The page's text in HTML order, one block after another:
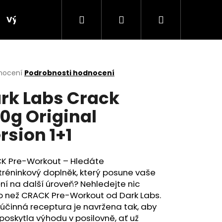
Výprodej Bonusový program
Hledat PřihlášeníNákupní
Podrobnosti hodnocení
Labs Crack
Original
1+1
Pre-Workout – Hledáte
doplněk, který posune vaše
na další úroveň? Nehledejte nic
než CRACK Pre-Workout od Dark Labs.
receptura je navržena tak, aby
výhodu v posilovně, ať už
Následující